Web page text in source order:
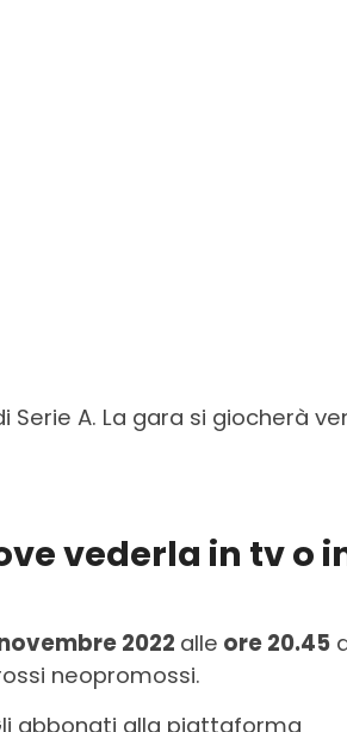
Serie A. La gara si giocherà
vederla in tv o
2022 alle ore 20.45
neopromossi.
abbonati alla piattaforma